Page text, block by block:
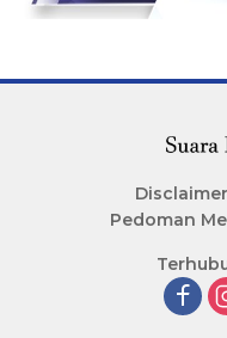
Disclaimer
Pedoman